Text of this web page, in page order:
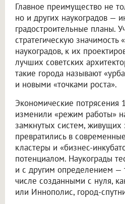
Главное преимущество не
но и других наукоградов —
градостроительные планы.
стратегическую значимость
наукоградов, к их
лучших советских
такие города называют
и новыми «точками роста».
Экономические потрясения
изменили «режим работы»
замкнутых систем, живущих
превратились в
кластеры и «бизнес-
потенциалом. Наукограды
и с другим определением —
числе созданными с нуля,
или Иннополис, город-